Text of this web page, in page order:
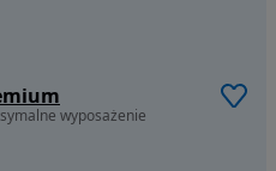
wyposażenie